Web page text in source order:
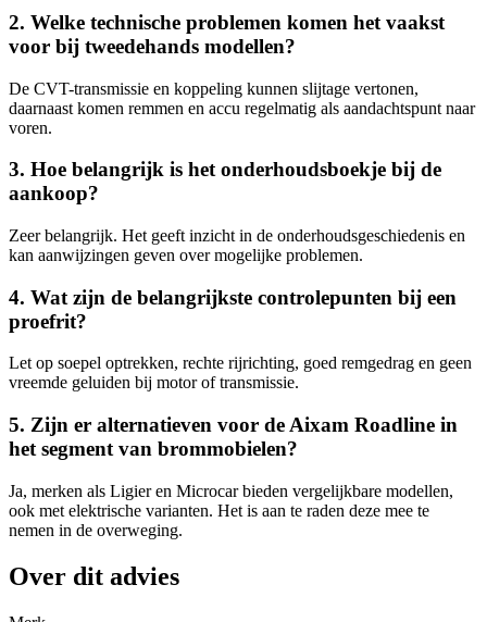
2. Welke technische problemen komen het vaakst
voor bij tweedehands modellen?
De CVT-transmissie en koppeling kunnen slijtage vertonen,
daarnaast komen remmen en accu regelmatig als aandachtspunt naar
voren.
3. Hoe belangrijk is het onderhoudsboekje bij de
aankoop?
Zeer belangrijk. Het geeft inzicht in de onderhoudsgeschiedenis en
kan aanwijzingen geven over mogelijke problemen.
4. Wat zijn de belangrijkste controlepunten bij een
proefrit?
Let op soepel optrekken, rechte rijrichting, goed remgedrag en geen
vreemde geluiden bij motor of transmissie.
5. Zijn er alternatieven voor de Aixam Roadline in
het segment van brommobielen?
Ja, merken als Ligier en Microcar bieden vergelijkbare modellen,
ook met elektrische varianten. Het is aan te raden deze mee te
nemen in de overweging.
Over dit advies